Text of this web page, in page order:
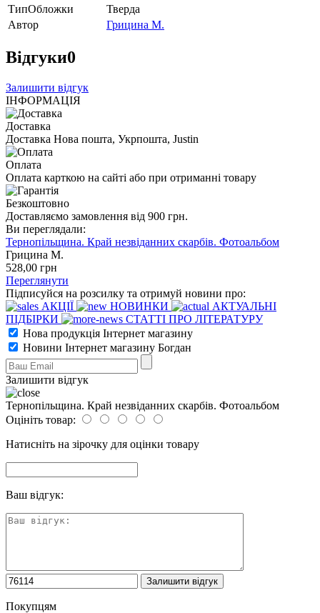
ТипОбложки
Тверда
Автор
Грицина М.
Відгуки0
Залишити відгук
ІНФОРМАЦІЯ
Доставка
Доставка Нова пошта, Укрпошта, Justin
Оплата
Оплата карткою на сайті або при отриманні товару
Безкоштовно
Доставляємо замовлення від 900 грн.
Ви переглядали:
Тернопільщина. Край незвіданних скарбів. Фотоальбом
Грицина М.
528,00 грн
Переглянути
Підписуйся на розсилку та отримуй новини про:
АКЦІЇ
НОВИНКИ
АКТУАЛЬНІ
ПІДБІРКИ
СТАТТІ ПРО ЛІТЕРАТУРУ
Нова продукція Інтернет магазину
Новини Інтернет магазину Богдан
Залишити відгук
Тернопільщина. Край незвіданних скарбів. Фотоальбом
Оцініть товар:
Натисніть на зірочку для оцінки товару
Ваш відгук:
Покупцям